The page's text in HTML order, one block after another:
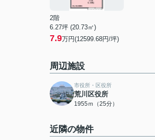
2階
6.27坪 (20.73㎡)
7.9万円(12599.68円/坪)
周辺施設
市役所・区役所
荒川区役所
1955ｍ（25分）
近隣の物件